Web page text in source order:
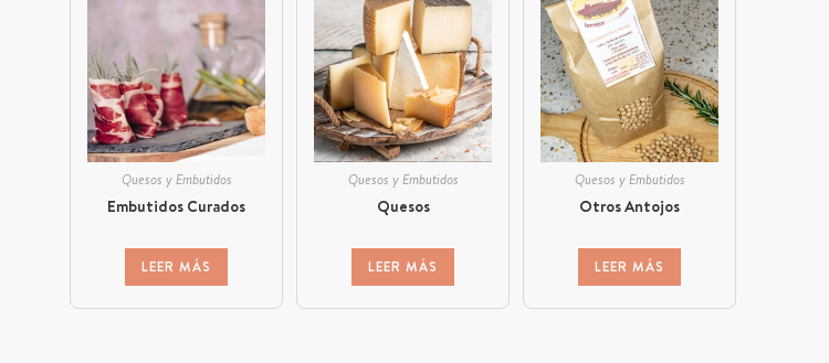
Quesos y Embutidos
Embutidos Curados
LEER MÁS
Quesos y Embutidos
Quesos
LEER MÁS
Quesos y Embutidos
Otros Antojos
LEER MÁS